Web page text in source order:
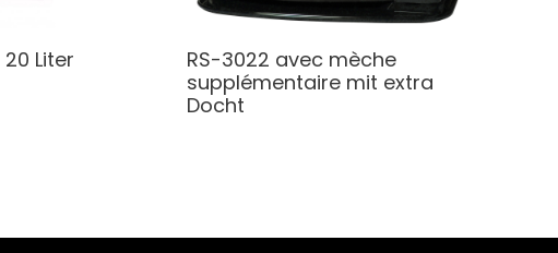
20 Liter
RS-3022 avec mèche
supplémentaire mit extra
Docht